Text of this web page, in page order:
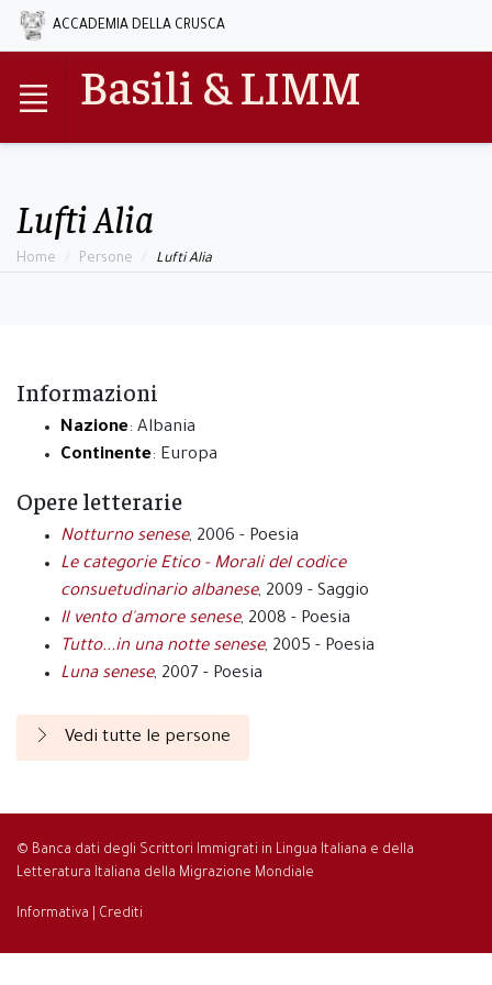
ACCADEMIA DELLA CRUSCA
Basili & LIMM
Lufti Alia
Home Persone Lufti Alia
Informazioni
Nazione: Albania
Continente: Europa
Opere letterarie
Notturno senese, 2006 - Poesia
Le categorie Etico - Morali del codice
consuetudinario albanese, 2009 - Saggio
Il vento d'amore senese, 2008 - Poesia
Tutto...in una notte senese, 2005 - Poesia
Luna senese, 2007 - Poesia
Vedi tutte le persone
© Banca dati degli Scrittori Immigrati in Lingua Italiana e della
Letteratura Italiana della Migrazione Mondiale
Informativa Crediti